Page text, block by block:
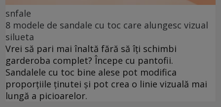
snfale
8 modele de sandale cu toc care alungesc vizual
silueta
Vrei să pari mai înaltă fără să îți schimbi
garderoba complet? Începe cu pantofii.
Sandalele cu toc bine alese pot modifica
proporțiile ținutei și pot crea o linie vizuală mai
lungă a picioarelor.